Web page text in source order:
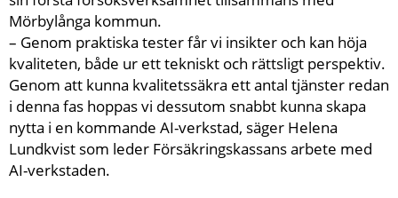
Mörbylånga kommun.
– Genom praktiska tester får vi insikter och kan höja
kvaliteten, både ur ett tekniskt och rättsligt perspektiv.
Genom att kunna kvalitetssäkra ett antal tjänster redan
i denna fas hoppas vi dessutom snabbt kunna skapa
nytta i en kommande AI-verkstad, säger Helena
Lundkvist som leder Försäkringskassans arbete med
AI-verkstaden.